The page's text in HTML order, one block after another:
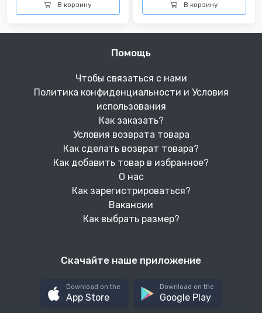
В корзину В корзину
Помощь
Чтобы связаться с нами
Политика конфиденциальности и Условия
использования
Как заказать?
Условия возврата товара
Как сделать возврат товара?
Как добавить товар в избранное?
О нас
Как зарегистрироваться?
Вакансии
Как выбрать размер?
Скачайте наше приложение
Download on the
App Store
Download on the
Google Play